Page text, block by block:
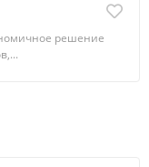
решение